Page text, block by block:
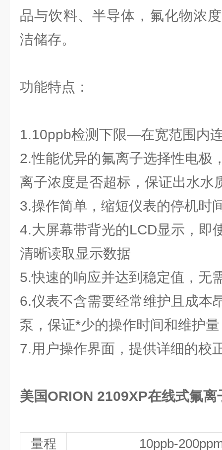
品与饮料、半导体，氟化物浓
洁储存。
功能特点：
1.10ppb检测下限—在宽范围内
2.性能优异的氟离子选择性电极
离子浓度是否超标，保证出水水
3.操作简单，缩短仪表的停机时
4.大屏幕带背光的LCD显示，即
清晰读取显示数据
5.快速的响应并达到稳定值，无
6.仪表不含需要经常维护且成本
泵，保证*少的操作时间和维护量
7.用户操作界面，提供详细的校
美国ORION 2109XP在线式氟
量程 10ppb-